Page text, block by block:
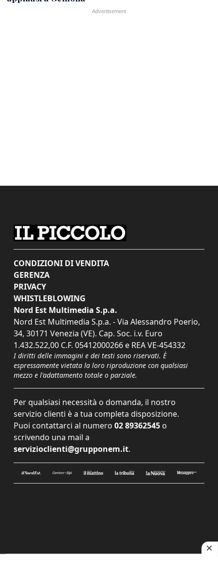
CONDIZIONI DI VENDITA
GERENZA
PRIVACY
WHISTLEBLOWING
Nord Est Multimedia S.p.a.
Nord Est Multimedia S.p.a. - Via Alessandro Poerio,
34, 30171 Venezia (VE). Cap. Soc. i.v. Euro
1.432.522,00 C.F. 05412000266 e REA VE-454332
I diritti delle immagini e dei testi sono riservati. È
espressamente vietata la loro riproduzione con qualsiasi
mezzo e l'adattamento totale o parziale.
Per qualsiasi necessità o domanda, il nostro
servizio clienti è a tua completa disposizione.
Puoi contattarci al numero 02 89362545 o
scrivendo una mail a
servizioclienti@grupponem.it.